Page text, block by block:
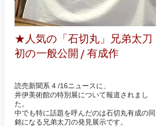
★人気の「石切丸」兄弟太刀
初の一般公開 / 有成作
読売新聞系 4 /16ニュースに、
井伊美術館の特別展について報道されまし
た。
中でも特に話題を呼んだのは石切丸有成の同
銘になる兄弟太刀の発見展示です。